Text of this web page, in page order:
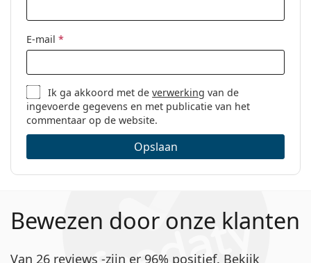
E-mail *
Ik ga akkoord met deverwerking van de
ingevoerde gegevens en met publicatie van het
commentaar op de website.
Opslaan
Bewezen door onze klanten
Van 26 reviews -zijn er 96% positief. Bekijk